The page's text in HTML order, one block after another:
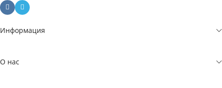
Информация
О нас